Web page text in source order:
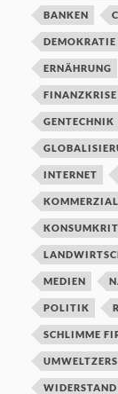
BANKEN
DEMOKRATIE
ERNÄHRUNG
FINANZKRISE
GENTECHNIK
INTERNET
MEDIEN
POLITIK
SCHLIMME
WIDERSTAND